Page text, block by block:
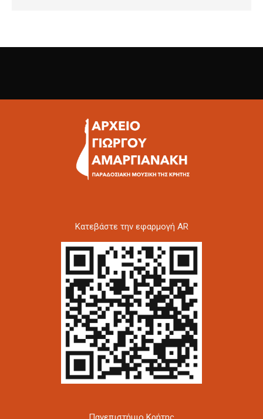
Kατεβάστε την εφαρμογή AR